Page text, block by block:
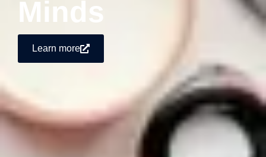
Minds
Learn more